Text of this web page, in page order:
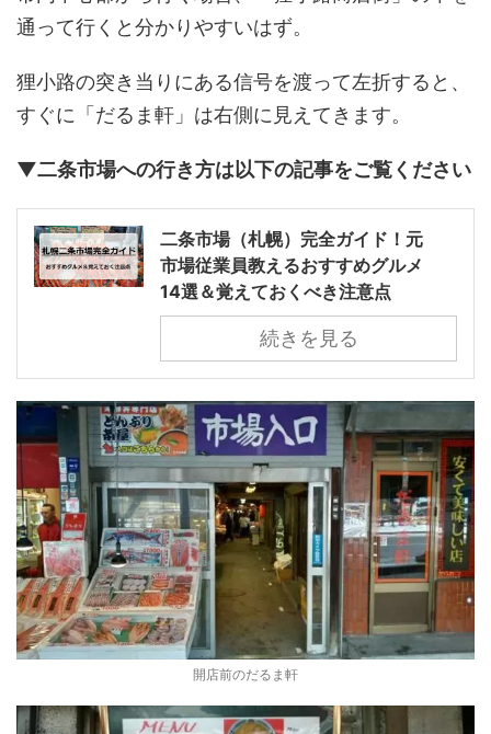
通って行くと分かりやすいはず。
狸小路の突き当りにある信号を渡って左折すると、
すぐに「だるま軒」は右側に見えてきます。
▼二条市場への行き方は以下の記事をご覧ください
二条市場（札幌）完全ガイド！元
市場従業員教えるおすすめグルメ
14選＆覚えておくべき注意点
続きを見る
開店前のだるま軒